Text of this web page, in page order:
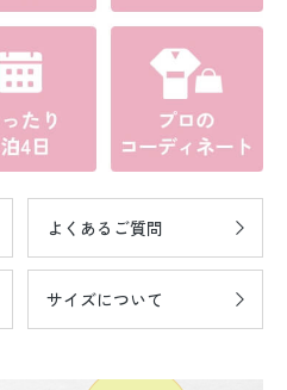
よくあるご質問
サイズについて